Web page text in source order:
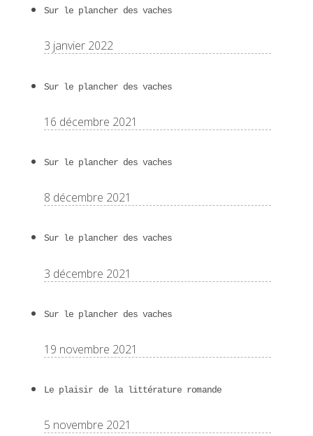
Sur le plancher des vaches
3 janvier 2022
Sur le plancher des vaches
16 décembre 2021
Sur le plancher des vaches
8 décembre 2021
Sur le plancher des vaches
3 décembre 2021
Sur le plancher des vaches
19 novembre 2021
Le plaisir de la littérature romande
5 novembre 2021